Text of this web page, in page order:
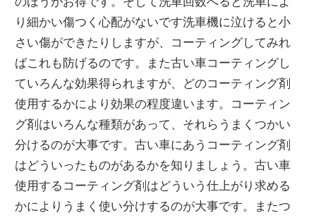
り細かい傷つく心配がないです洗車機に泣けると小
さい傷ができたりしますが、コーティングしてみれ
ばこれも防げるのです。また古い車コーティングし
ていろんな効果得られますが、どのコーティング剤
使用するかにより効果の程度違います。コーティン
グ剤はいろんな種類があって、それらうまくつかい
分けるのが大事です。古い車にあうコーティング剤
はどういったものがあるかを知りましょう。古い車
使用するコーティング剤はどういう仕上がり求める
かによりうまく使い分けするのが大事です。またつ